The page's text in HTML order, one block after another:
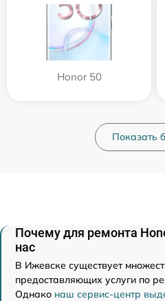
Honor 50
Показать
Почему для ремонта
нас
В Ижевске существует
предоставляющих услуги по
Однако наш сервис-центр